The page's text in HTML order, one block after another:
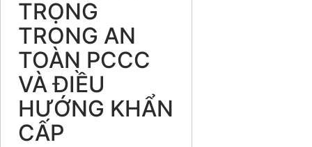
TRỌNG
TRONG AN
TOÀN PCCC
VÀ ĐIỀU
HƯỚNG KHẨN
CẤP